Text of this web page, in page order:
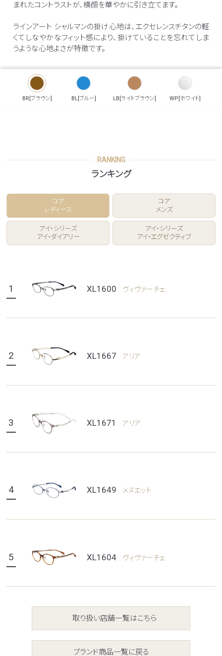
まれたコントラストが、横顔を華やかに引き立てます。
ラインアート シャルマンの掛け心地は、エクセレンスチタンの軽
くてしなやかなフィット感により、掛けていることを忘れてしま
うような心地よさが特徴です。
BR[ブラウン] BL[ブルー] LB[ライトブラウン] WP[ホワイト]
RANKING
ランキング
コア
レディース
コア
メンズ
アイ・シリーズ
アイ・ダイアリー
アイ・シリーズ
アイ・エグゼクティブ
1 XL1600 ヴィヴァーチェ
2 XL1667 アリア
3 XL1671 アリア
4 XL1649 メヌエット
5 XL1604 ヴィヴァーチェ
取り扱い店舗一覧はこちら
ブランド商品一覧に戻る